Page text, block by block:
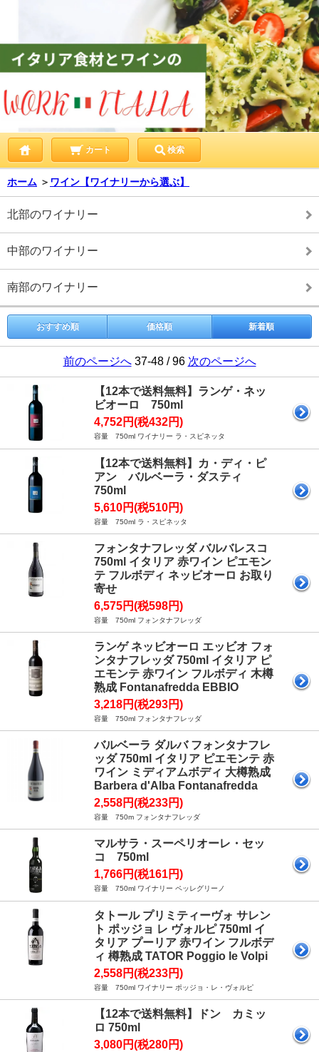
カート 検索
ホーム ＞ ワイン【ワイナリーから選ぶ】
北部のワイナリー
中部のワイナリー
南部のワイナリー
おすすめ順 価格順 新着順
前のページへ37-48 / 96 次のページへ
【12本で送料無料】ランゲ・ネッ
ビオーロ 750ml
4,752円(税432円)
容量 750ml ワイナリー ラ・スピネッタ
【12本で送料無料】カ・ディ・ピ
アン バルベーラ・ダスティ
750ml
5,610円(税510円)
容量 750ml ラ・スピネッタ
フォンタナフレッダ バルバレスコ
750ml イタリア 赤ワイン ピエモン
テ フルボディ ネッビオーロ お取り
寄せ
6,575円(税598円)
容量 750ml フォンタナフレッダ
ランゲ ネッビオーロ エッビオ フォ
ンタナフレッダ 750ml イタリア ピ
エモンテ 赤ワイン フルボディ 木樽
熟成 Fontanafredda EBBIO
3,218円(税293円)
容量 750ml フォンタナフレッダ
バルベーラ ダルバ フォンタナフレ
ッダ 750ml イタリア ピエモンテ 赤
ワイン ミディアムボディ 大樽熟成
Barbera d'Alba Fontanafredda
2,558円(税233円)
容量 750m フォンタナフレッダ
マルサラ・スーペリオーレ・セッ
コ 750ml
1,766円(税161円)
容量 750ml ワイナリー ペッレグリーノ
タトール プリミティーヴォ サレン
ト ポッジョ レ ヴォルピ 750ml イ
タリア プーリア 赤ワイン フルボデ
ィ 樽熟成 TATOR Poggio le Volpi
2,558円(税233円)
容量 750ml ワイナリー ポッジョ・レ・ヴォルピ
【12本で送料無料】ドン カミッ
ロ 750ml
3,080円(税280円)